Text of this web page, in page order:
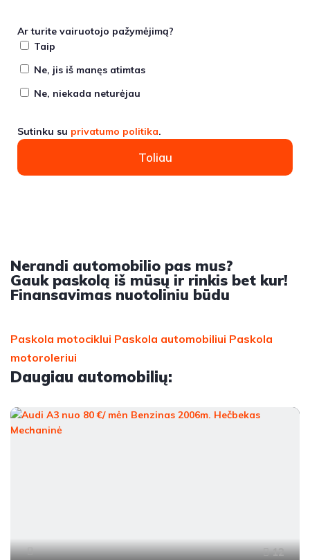
Ar turite vairuotojo pažymėjimą?
Taip
Ne, jis iš manęs atimtas
Ne, niekada neturėjau
Sutinku su privatumo politika.
Toliau
Nerandi automobilio pas mus?
Gauk paskolą iš mūsų ir rinkis bet kur!
Finansavimas nuotoliniu būdu
Paskola motociklui Paskola automobiliui Paskola
motoroleriui
Daugiau automobilių:
12